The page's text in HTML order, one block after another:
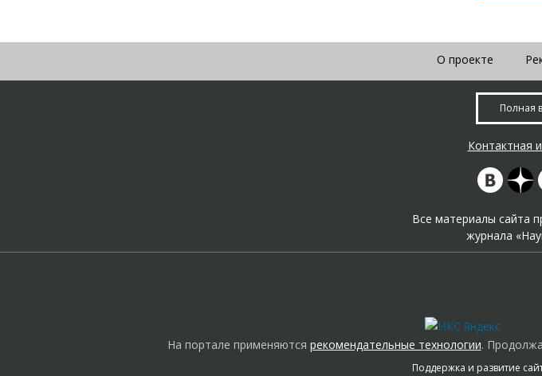
О проекте
Полная
Контактная
Все материалы сайта
журнала
На портале применяются рекомендательные технологии.
Поддержка и развитие